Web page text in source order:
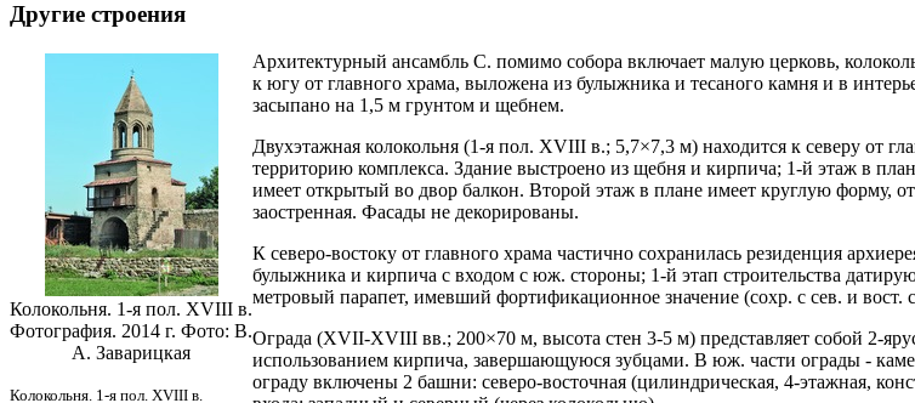
Другие строения
Колокольня. 1-я пол. XVIII в.
Фотография. 2014 г. Фото: В.
А. Заварицкая
Колокольня. 1-я пол. XVIII в.
Архитектурный ансамбль С. помимо собора включает малую церковь,
к югу от главного храма, выложена из булыжника и тесаного камня и в
засыпано на 1,5 м грунтом и щебнем.
Двухэтажная колокольня (1-я пол. XVIII в.; 5,7×7,3 м) находится к северу от
территорию комплекса. Здание выстроено из щебня и кирпича; 1-й этаж в
имеет открытый во двор балкон. Второй этаж в плане имеет круглую
заостренная. Фасады не декорированы.
К северо-востоку от главного храма частично сохранилась резиденция
булыжника и кирпича с входом с юж. стороны; 1-й этап строительства
метровый парапет, имевший фортификационное значение (сохр. с сев. и вост.
Ограда (XVII-XVIII вв.; 200×70 м, высота стен 3-5 м) представляет собой 2-
использованием кирпича, завершающуюся зубцами. В юж. части ограды -
ограду включены 2 башни: северо-восточная (цилиндрическая, 4-этажная,